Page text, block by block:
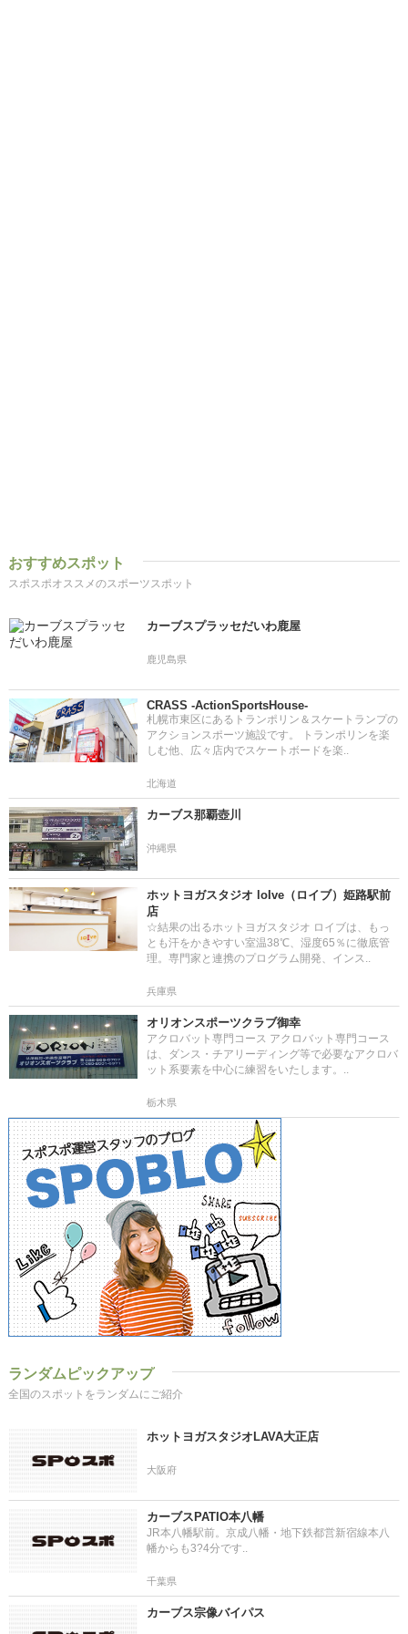
おすすめスポット
スポスポオススメのスポーツスポット
カーブスプラッセだいわ鹿屋
鹿児島県
CRASS -ActionSportsHouse-
札幌市東区にあるトランポリン＆スケートランプの
アクションスポーツ施設です。 トランポリンを楽
しむ他、広々店内でスケートボードを楽..
北海道
カーブス那覇壺川
沖縄県
ホットヨガスタジオ loIve（ロイブ）姫路駅前
店
☆結果の出るホットヨガスタジオ ロイブは、もっ
とも汗をかきやすい室温38℃、湿度65％に徹底管
理。専門家と連携のプログラム開発、インス..
兵庫県
オリオンスポーツクラブ御幸
アクロバット専門コース アクロバット専門コース
は、ダンス・チアリーディング等で必要なアクロバ
ット系要素を中心に練習をいたします。..
栃木県
ランダムピックアップ
全国のスポットをランダムにご紹介
ホットヨガスタジオLAVA大正店
大阪府
カーブスPATIO本八幡
JR本八幡駅前。京成八幡・地下鉄都営新宿線本八
幡からも3?4分です..
千葉県
カーブス宗像バイパス